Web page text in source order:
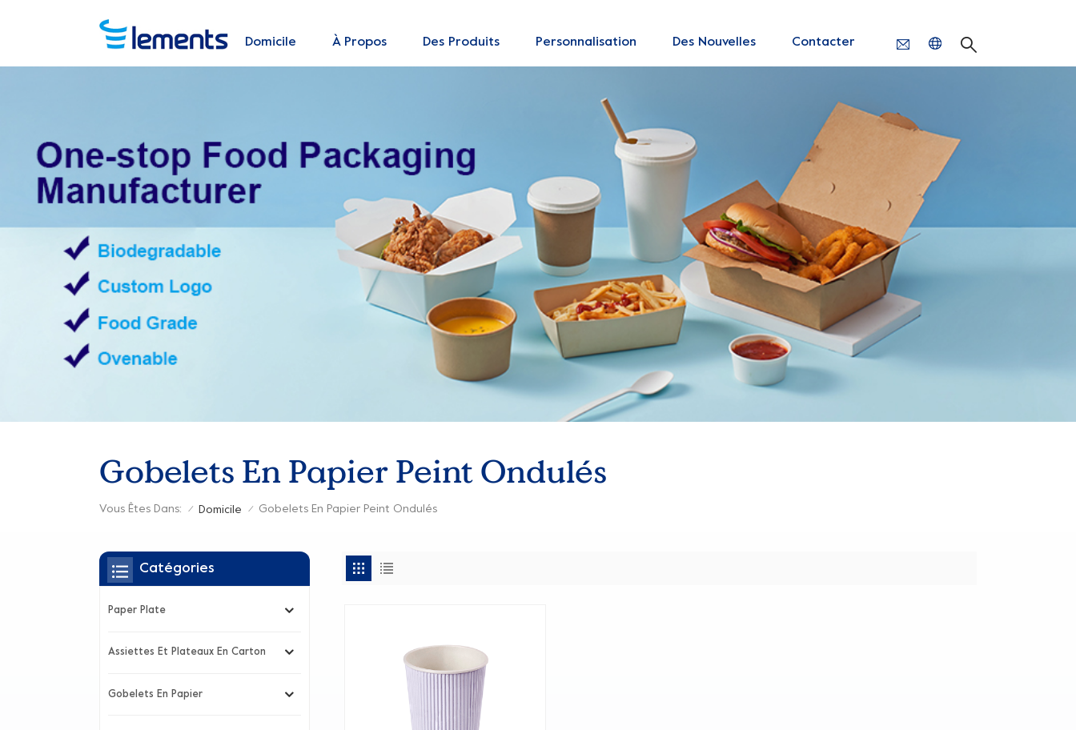
Domicile À Propos Des Produits Personnalisation Des Nouvelles Contacter
Gobelets En Papier Peint Ondulés
Vous Êtes Dans: / Domicile / Gobelets En Papier Peint Ondulés
Catégories
Paper Plate
Assiettes Et Plateaux En Carton
Gobelets En Papier